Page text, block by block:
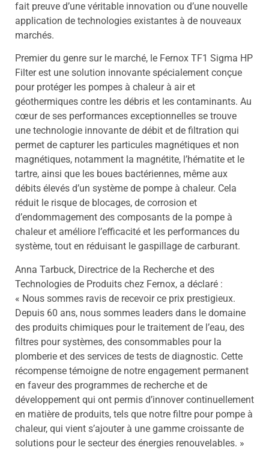
fait preuve d’une véritable innovation ou d’une nouvelle
application de technologies existantes à de nouveaux
marchés.
Premier du genre sur le marché, le Fernox TF1 Sigma HP
Filter est une solution innovante spécialement conçue
pour protéger les pompes à chaleur à air et
géothermiques contre les débris et les contaminants. Au
cœur de ses performances exceptionnelles se trouve
une technologie innovante de débit et de filtration qui
permet de capturer les particules magnétiques et non
magnétiques, notamment la magnétite, l’hématite et le
tartre, ainsi que les boues bactériennes, même aux
débits élevés d’un système de pompe à chaleur. Cela
réduit le risque de blocages, de corrosion et
d’endommagement des composants de la pompe à
chaleur et améliore l’efficacité et les performances du
système, tout en réduisant le gaspillage de carburant.
Anna Tarbuck, Directrice de la Recherche et des
Technologies de Produits chez Fernox, a déclaré :
« Nous sommes ravis de recevoir ce prix prestigieux.
Depuis 60 ans, nous sommes leaders dans le domaine
des produits chimiques pour le traitement de l’eau, des
filtres pour systèmes, des consommables pour la
plomberie et des services de tests de diagnostic. Cette
récompense témoigne de notre engagement permanent
en faveur des programmes de recherche et de
développement qui ont permis d’innover continuellement
en matière de produits, tels que notre filtre pour pompe à
chaleur, qui vient s’ajouter à une gamme croissante de
solutions pour le secteur des énergies renouvelables. »